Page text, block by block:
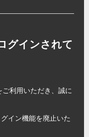
グインされて
利用いただき、誠に
イン機能を廃止いた